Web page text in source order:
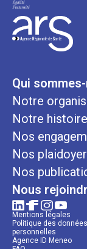
Qui
Notre
Notre histoire
Nos
Nos
Nos
Nous
Mentions légales
Politique des données
personnelles
Agence ID Meneo